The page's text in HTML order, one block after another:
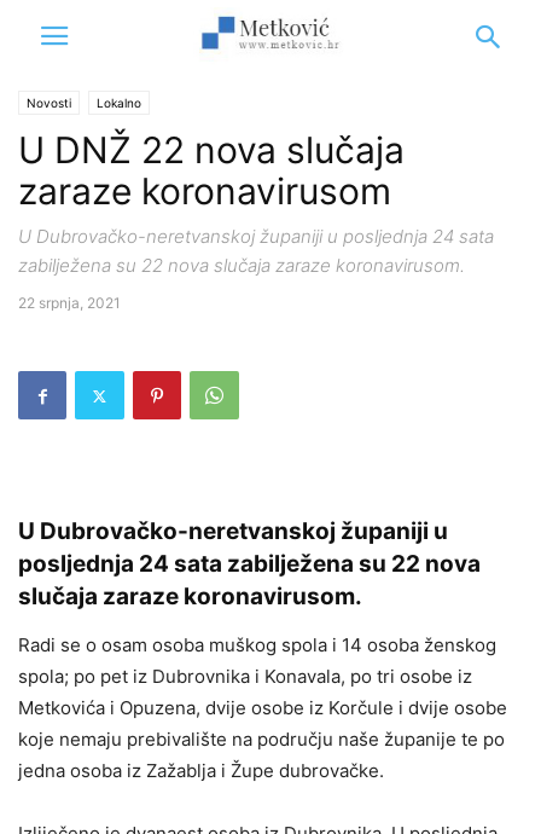
Novosti Lokalno
U DNŽ 22 nova slučaja
zaraze koronavirusom
U Dubrovačko-neretvanskoj županiji u posljednja 24 sata
zabilježena su 22 nova slučaja zaraze koronavirusom.
22 srpnja, 2021
U Dubrovačko-neretvanskoj županiji u
posljednja 24 sata zabilježena su 22 nova
slučaja zaraze koronavirusom.
Radi se o osam osoba muškog spola i 14 osoba ženskog
spola; po pet iz Dubrovnika i Konavala, po tri osobe iz
Metkovića i Opuzena, dvije osobe iz Korčule i dvije osobe
koje nemaju prebivalište na području naše županije te po
jedna osoba iz Zažablja i Župe dubrovačke.